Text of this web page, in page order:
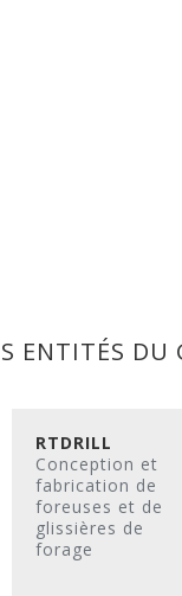
ENTITÉS DU
RTDRILL
Conception et
fabrication de
foreuses et de
glissières de
forage